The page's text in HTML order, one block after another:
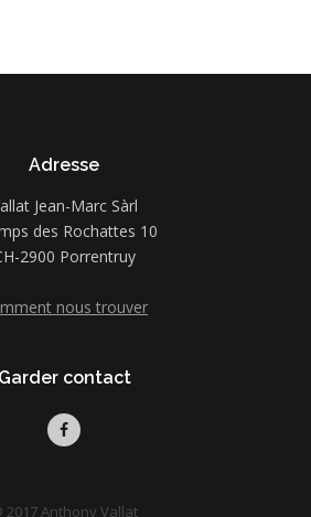
Adresse
Jean-Marc Sàrl
des Rochattes 10
2900 Porrentruy
nous trouver
Garder contact
2017 Anthony Vallat